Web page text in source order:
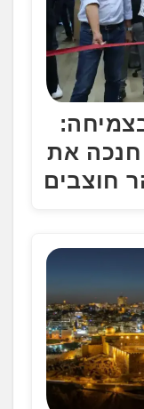
ONE Technologies חנכה את
חוצבים